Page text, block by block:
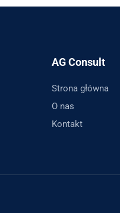
AG Consult
Strona główna
O nas
Kontakt